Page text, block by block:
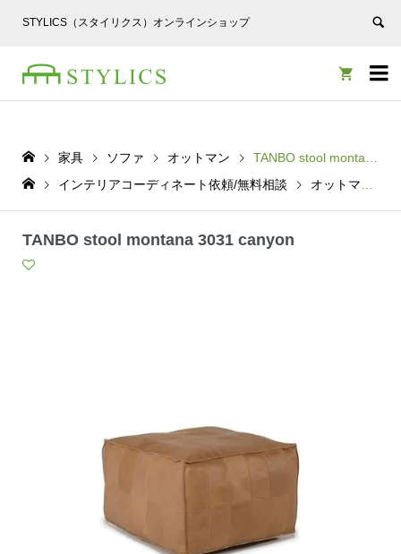
STYLICS（スタイリクス）オンラインショップ


家具 ソファ オットマン
TANBO stool montana 3031 canyon
インテリアコーディネート依頼/無料相談
オットマン
TANBO stool montana 3031 canyon